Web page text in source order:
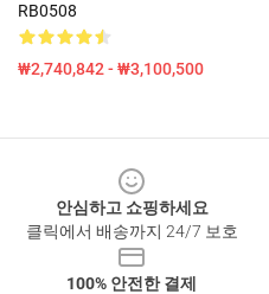
RB0508
₩2,740,842 - ₩3,100,500
안심하고 쇼핑하세요
클릭에서 배송까지 24/7 보호
100% 안전한 결제